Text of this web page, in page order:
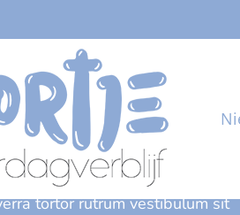
tortor rutrum vestibulum sit